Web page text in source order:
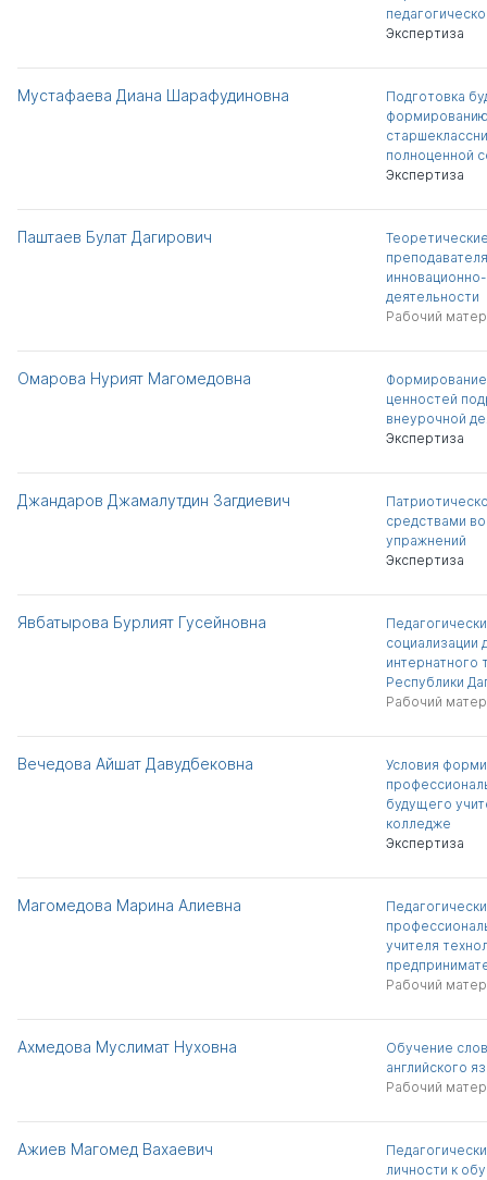
Экспертиза
Мустафаева Диана Шарафудиновна
Подготовка
полноценной
Экспертиза
Паштаев Булат Дагирович
деятельности
Рабочий
Омарова Нурият Магомедовна
ценностей
внеурочной
Экспертиза
Джандаров Джамалутдин Загдиевич
средствами
упражнений
Экспертиза
Явбатырова Бурлият Гусейновна
социализации
интернатного
Республики
Рабочий
Вечедова Айшат Давудбековна
Условия
будущего
колледже
Экспертиза
Магомедова Марина Алиевна
учителя
Рабочий
Ахмедова Муслимат Нуховна
Обучение
английского
Рабочий
Ажиев Магомед Вахаевич
личности к